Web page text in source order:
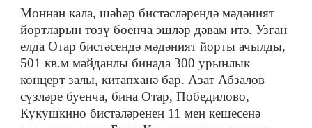
Моннан кала, шәһәр бистәсләрендә мәдәният
йортларын төзү бөенча эшләр дәвам итә. Узган
елда Отар бистәсендә мәдәният йорты ачылды,
501 кв.м мәйданлы бинада 300 урынлык
концерт залы, китапханә бар. Азат Абзалов
сүзләре буенча, бина Отар, Победилово,
Кукушкино бистәләренең 11 мең кешесенә